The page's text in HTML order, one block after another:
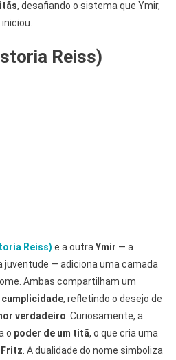
, desafiando o sistema que Ymir,
Reiss)
Reiss) e a outra Ymir — a
— adiciona uma camada
Ambas compartilham um
, refletindo o desejo de
verdadeiro . Curiosamente, a
o poder de um titã, o que cria uma
. A dualidade do nome simboliza